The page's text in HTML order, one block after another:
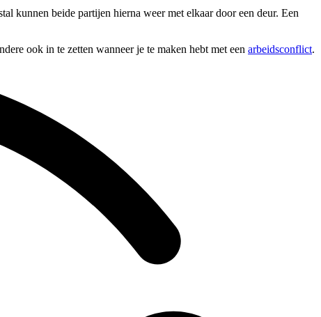
kunnen beide partijen hierna weer met elkaar door een deur. Een
ook in te zetten wanneer je te maken hebt met een arbeidsconflict.